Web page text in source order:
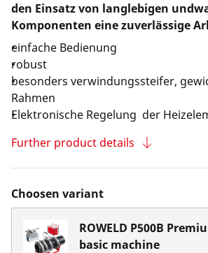
den Einsatz von langlebigen
Komponenten eine zuverlässige
einfache Bedienung
robust
besonders verwindungssteifer,
Rahmen
Elektronische Regelung der
Further product details
Choosen variant
ROWELD P500B
basic machine